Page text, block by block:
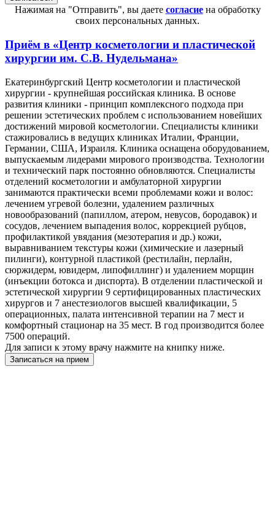
Нажимая на "Отправить", вы даете согласиена обработку
своих персональных данных.
Приём в «Центр косметологии и пластической
хирургии им. С.В. Нудельмана»
Екатеринбургский Центр косметологии и пластической
хирургии - крупнейшая российская клиника. В основе
развития клиники - принцип комплексного подхода при
решении эстетических проблем с использованием новейших
достижений мировой косметологии. Специалисты клиники
стажировались в ведущих клиниках Италии, Франции,
Германии, США, Израиля. Клиника оснащена оборудованием,
выпускаемым лидерами мирового производства. Технологии
и технический парк постоянно обновляются. Специалисты
отделений косметологии и амбулаторной хирургии
занимаются практически всеми проблемами кожи и волос:
лечением угревой болезни, удалением различных
новообразований (папиллом, атером, невусов, бородавок) и
сосудов, лечением выпадения волос, коррекцией рубцов,
профилактикой увядания (мезотерапия и др.) кожи,
выравниванием текстуры кожи (химические и лазерный
пилинги), контурной пластикой (рестилайн, перлайн,
сюржидерм, ювидерм, липофиллинг) и удалением морщин
(инъекции ботокса и диспорта). В отделении пластической и
эстетической хирургии 9 сертифицированных пластических
хирургов и 7 анестезиологов высшей квалификации, 5
операционных, палата интенсивной терапии на 7 мест и
комфортный стационар на 35 мест. В год производится более
7500 операций.
Для записи к этому врачу нажмите на книпку ниже.
Записаться на прием